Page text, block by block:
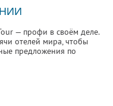
— профи в своём деле.
отелей мира, чтобы
предложения по